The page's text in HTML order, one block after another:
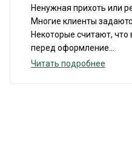
Ненужная прихоть или
Многие клиенты
Некоторые считают,
перед оформление...
Читать подробнее